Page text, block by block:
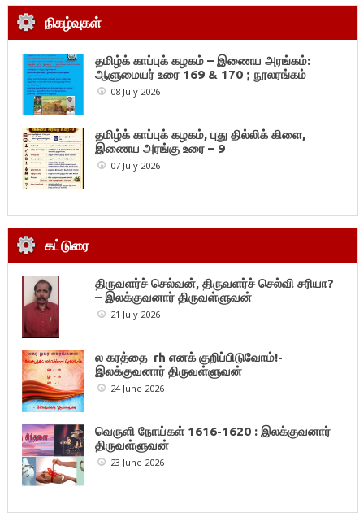
நிகழ்வுகள்
தமிழ்க் காப்புக் கழகம் – இணைய அரங்கம்:
ஆளுமையர் உரை 169 & 170 ; நூலரங்கம்
08 July 2026
தமிழ்க் காப்புக் கழகம், புது தில்லிக் கிளை,
இணைய அரங்கு உரை – 9
07 July 2026
கட்டுரை
திருவளர்ச் செல்வன், திருவளர்ச் செல்வி சரியா?
– இலக்குவனார் திருவள்ளுவன்
21 July 2026
ல கரத்தை rh எனக் குறிப்பிடுவோம்!-
இலக்குவனார் திருவள்ளுவன்
24 June 2026
வெருளி நோய்கள் 1616-1620 : இலக்குவனார்
திருவள்ளுவன்
23 June 2026